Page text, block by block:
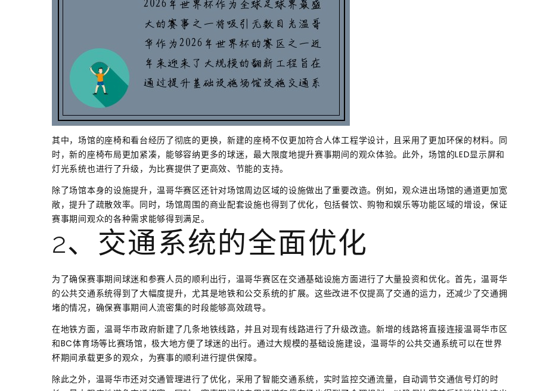
其中，场馆的座椅和看台经历了彻底的更换，新建的座椅不仅更加符合人体工程学设计，且采用了更加环保的材料。同
时，新的座椅布局更加紧凑，能够容纳更多的球迷，最大限度地提升赛事期间的观众体验。此外，场馆的LED显示屏和
灯光系统也进行了升级，为比赛提供了更高效、节能的支持。
除了场馆本身的设施提升，温哥华赛区还针对场馆周边区域的设施做出了重要改造。例如，观众进出场馆的通道更加宽
敞，提升了疏散效率。同时，场馆周围的商业配套设施也得到了优化，包括餐饮、购物和娱乐等功能区域的增设，保证
赛事期间观众的各种需求能够得到满足。
2、交通系统的全面优化
为了确保赛事期间球迷和参赛人员的顺利出行，温哥华赛区在交通基础设施方面进行了大量投资和优化。首先，温哥华
的公共交通系统得到了大幅度提升，尤其是地铁和公交系统的扩展。这些改进不仅提高了交通的运力，还减少了交通拥
堵的情况，确保赛事期间人流密集的时段能够高效疏导。
在地铁方面，温哥华市政府新建了几条地铁线路，并且对现有线路进行了升级改造。新增的线路将直接连接温哥华市区
和BC体育场等比赛场馆，极大地方便了球迷的出行。通过大规模的基础设施建设，温哥华的公共交通系统可以在世界
杯期间承载更多的观众，为赛事的顺利进行提供保障。
除此之外，温哥华市还对交通管理进行了优化，采用了智能交通系统，实时监控交通流量，自动调节交通信号灯的时